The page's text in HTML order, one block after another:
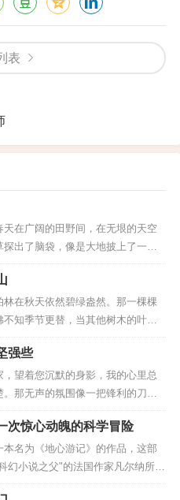
表
天在广阔的田野间，在无垠的天空
探出了脑袋，像是大地披上了一层
田金黄一片，彩蝶穿梭其中翩然起
白，远远望去恍若银波荡漾。燕
过蓝天，在春风中自由翱翔。 春
果园深处，在流淌的小溪里。粉
放，仿佛天空中的霞...
林在秋天依然碧绿盎然。那一棵棵
不知季节更替，当其他树木的叶子
们依然绿意盎然，远远望去就像一
队伍。 卧牛山更是菊花的完美世
片绚丽多彩的菊花，在秋风中轻轻
的香气。她们竞相绽放，仿佛在
然的美丽与芬芳。淡...
强些
，望着您沉默的身影，我的心里总
。那无声的氛围像一把锋利的刀，
想为您分担的心上。 您一直是家中
也是我和弟弟心中最尊敬的对
您整日沉浸在悲伤之中，仿佛整个
来。我们试着猜想，是生活的艰
身体的病痛让您煎...
次惊心动魄的科学冒险
本名为《地心游记》的作品，这部
幻小说之父"的法国作家凡尔纳所
围绕着地质学家李登布洛克教授展